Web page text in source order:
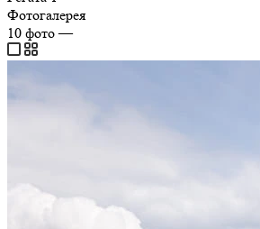
Фотогалерея
10 фото—